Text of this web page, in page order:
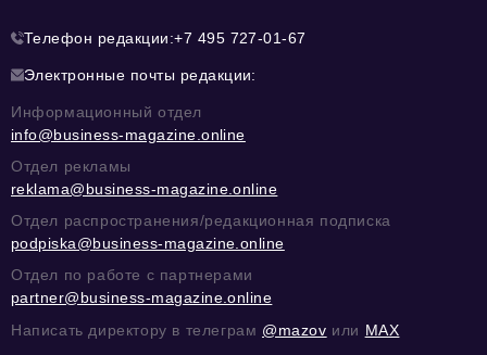
Телефон редакции:+7 495 727-01-67
Электронные почты редакции:
Информационный отдел
info@business-magazine.online
Отдел рекламы
reklama@business-magazine.online
Отдел распространения/редакционная подписка
podpiska@business-magazine.online
Отдел по работе с партнерами
partner@business-magazine.online
Написать директору в телеграм @mazov или MAX